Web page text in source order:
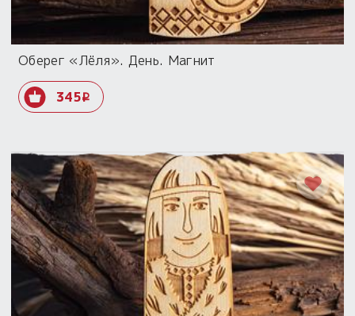
Оберег «Лёля». День. Магнит
345i